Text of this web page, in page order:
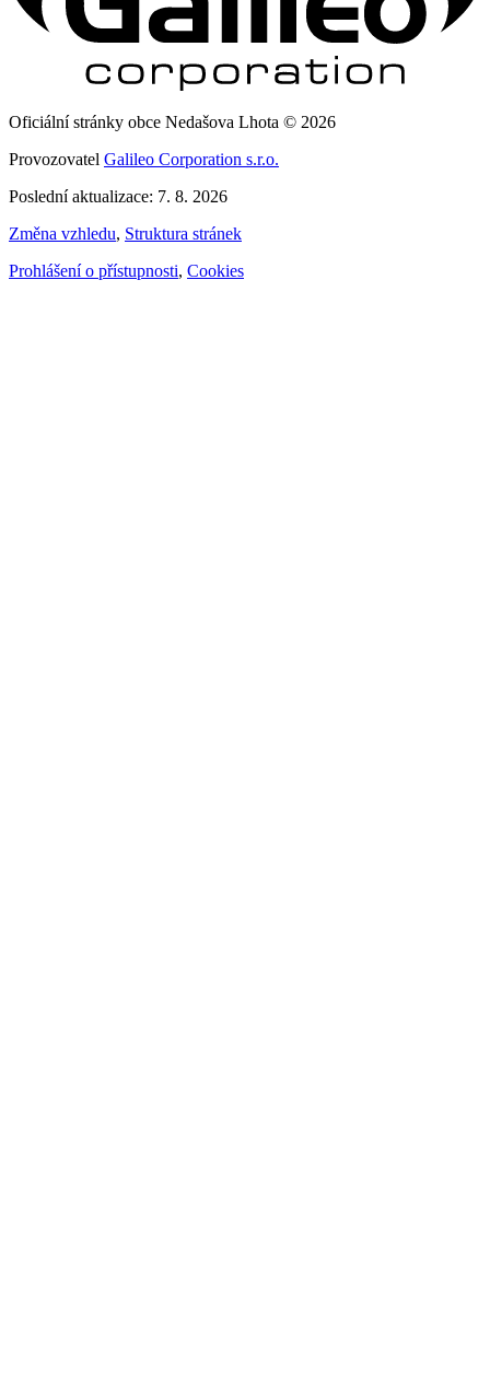
Oficiální stránky obce Nedašova Lhota © 2026
Provozovatel Galileo Corporation s.r.o.
Poslední aktualizace: 7. 8. 2026
Změna vzhledu, Struktura stránek
Prohlášení o přístupnosti, Cookies